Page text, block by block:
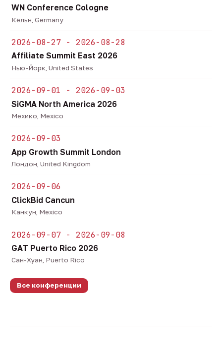
WN Conference Cologne
Кёльн, Germany
2026-08-27 - 2026-08-28
Affiliate Summit East 2026
Нью-Йорк, United States
2026-09-01 - 2026-09-03
SiGMA North America 2026
Мехико, Mexico
2026-09-03
App Growth Summit London
Лондон, United Kingdom
2026-09-06
ClickBid Cancun
Канкун, Mexico
2026-09-07 - 2026-09-08
GAT Puerto Rico 2026
Сан-Хуан, Puerto Rico
Все конференции